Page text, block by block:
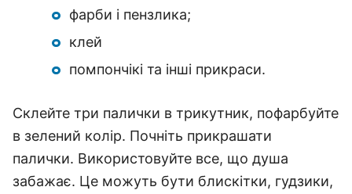
фарби і пензлика;
клей
помпончікі та інші прикраси.
Склейте три палички в трикутник, пофарбуйте
в зелений колір. Почніть прикрашати
палички. Використовуйте все, що душа
забажає. Це можуть бути блискітки, гудзики,